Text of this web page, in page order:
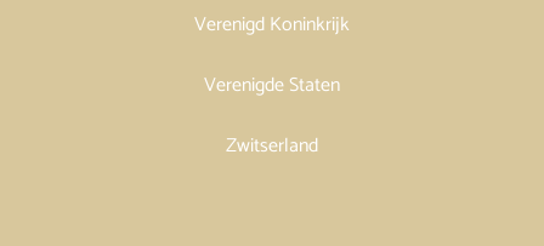
Verenigd Koninkrijk
Verenigde Staten
Zwitserland